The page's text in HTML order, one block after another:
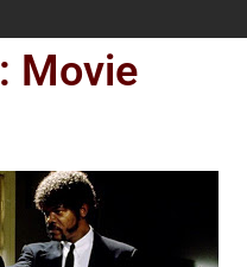
Movie